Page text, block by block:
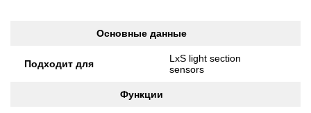
Основные данные
Подходит для
LxS light section
sensors
Функции